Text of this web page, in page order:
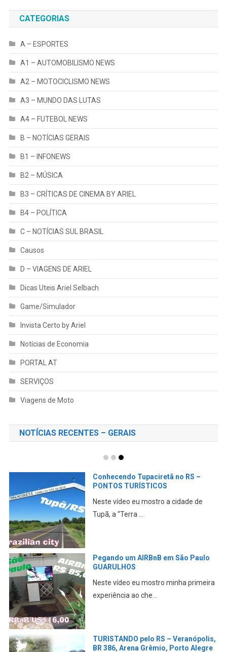
CATEGORIAS
A – ESPORTES
A1 – AUTOMOBILISMO NEWS
A2 – MOTOCICLISMO NEWS
A3 – MUNDO DAS LUTAS
A4 – FUTEBOL NEWS
B – NOTÍCIAS GERAIS
B1 – INFONEWS
B2 – MÚSICA
B3 – CRÍTICAS DE CINEMA BY ARIEL
B4 – POLÍTICA
C – NOTÍCIAS SUL BRASIL
Causos
D – VIAGENS DE ARIEL
Dicas Uteis Ariel Selbach
Game/Simulador
Invista Certo by Ariel
Notícias de Economia
PORTAL AT
SERVIÇOS
Viagens de Moto
NOTÍCIAS RECENTES – GERAIS
Mochilão em São Paulo –
LIBERDADE, IBIRAPUERA,
Mais uma viagem fantástica a Dão
ONBOARD Lajeado e Serra de Pouso
Novo no RS
Pegar a estrada é sempre fantástico.
Confira este lindo...
ENCONTREI os AMIGOS do QUARTE
26 anos DEPOIS